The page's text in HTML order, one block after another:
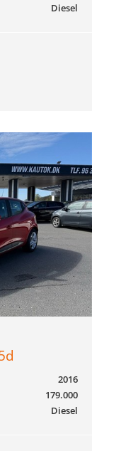
Diesel
2016
179.000
Diesel